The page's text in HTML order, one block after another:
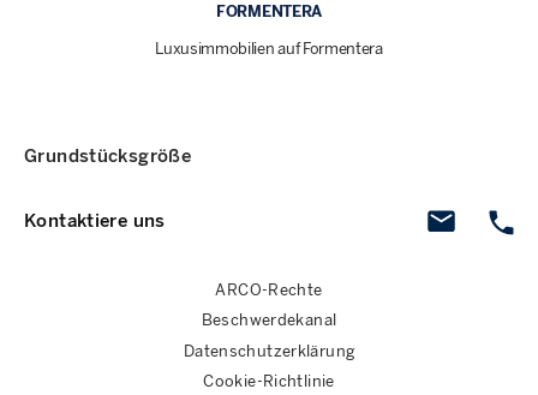
FORMENTERA
Luxusimmobilien auf Formentera
Kontaktiere uns
Grundstücksgröße
ARCO-Rechte
Beschwerdekanal
Datenschutzerklärung
Cookie-Richtlinie